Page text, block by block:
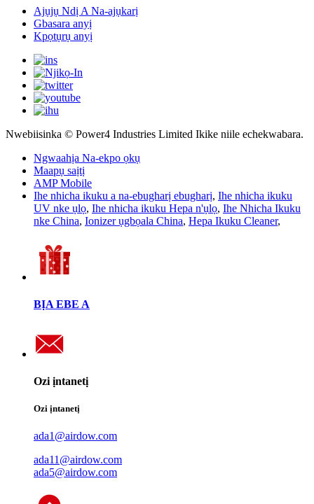
Ajụjụ Ndị A Na-ajụkarị
Gbasara anyị
Kpọtụrụ anyị
Nwebiisinka © Power4 Industries Limited Ikike niile echekwabara.
Ngwaahịa Na-ekpo ọkụ
Maapụ saịtị
AMP Mobile
Ihe nhicha ikuku a na-ebugharị ebugharị, Ihe nhicha ikuku
UV nke ụlọ, Ihe nhicha ikuku Hepa n'ụlọ, Ihe Nhicha Ikuku
nke China, Ionizer ụgbọala China, Hepa Ikuku Cleaner,
BỊA EBE A
Ozi ịntanetị
Ozi ịntanetị
ada1@airdow.com
ada11@airdow.com
ada5@airdow.com